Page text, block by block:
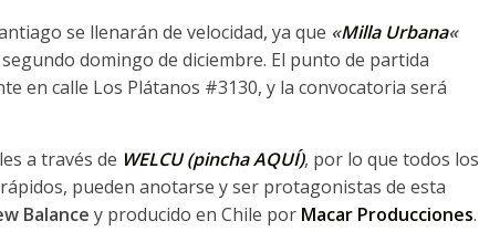
se llenarán de velocidad, ya que «Milla Urbana«
domingo de diciembre. El punto de partida
en calle Los Plátanos #3130, y la convocatoria será
a través de WELCU (pincha AQUÍ), por lo que todos los
pueden anotarse y ser protagonistas de esta
Balance y producido en Chile por Macar Producciones.